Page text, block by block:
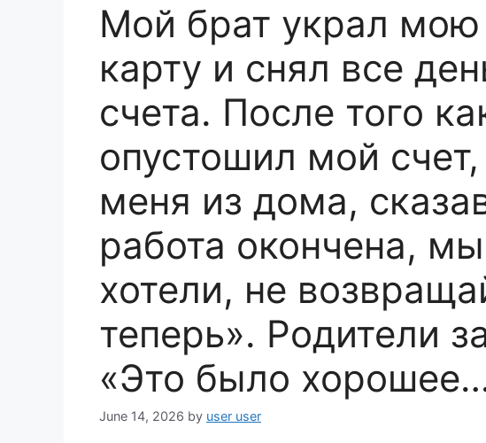
Мой брат украл мою
карту и снял все
счета. После того
опустошил мой
меня из дома,
работа окончена,
хотели, не
теперь». Родители
«Это было
June 14, 2026 by user user